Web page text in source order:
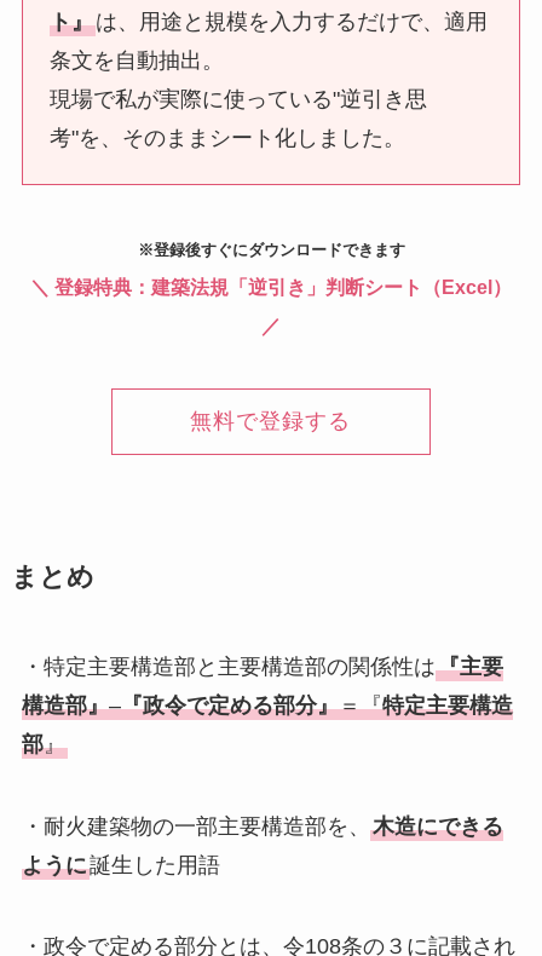
ト』は、用途と規模を入力するだけで、適用
条文を自動抽出。
現場で私が実際に使っている"逆引き思
考"を、そのままシート化しました。
※登録後すぐにダウンロードできます
＼ 登録特典：建築法規「逆引き」判断シート（Excel）
／
無料で登録する
まとめ
・特定主要構造部と主要構造部の関係性は『主要
構造部』–『政令で定める部分』＝『特定主要構造
部』
・耐火建築物の一部主要構造部を、 木造にできる
ように誕生した用語
・政令で定める部分とは、令108条の３に記載され